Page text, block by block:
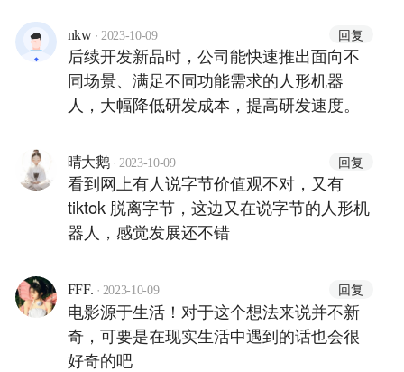
nkw · 2023-10-09 回复
后续开发新品时，公司能快速推出面向不
同场景、满足不同功能需求的人形机器
人，大幅降低研发成本，提高研发速度。
晴大鹅 · 2023-10-09 回复
看到网上有人说字节价值观不对，又有
tiktok 脱离字节，这边又在说字节的人形机
器人，感觉发展还不错
FFF. · 2023-10-09 回复
电影源于生活！对于这个想法来说并不新
奇，可要是在现实生活中遇到的话也会很
好奇的吧